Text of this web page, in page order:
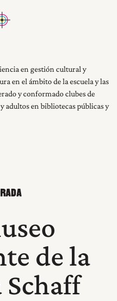
en gestión cultural y
en el ámbito de la escuela y las
y conformado clubes de
adultos en bibliotecas públicas y
de la
Schaff